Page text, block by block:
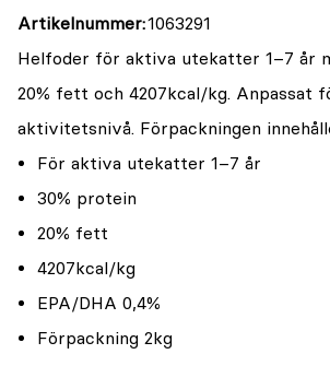
Artikelnummer 1063291
Helfoder för aktiva utekatter 1–7 år
20% fett och 4207kcal/kg. Anpassat
aktivitetsnivå. Förpackningen
För aktiva utekatter 1–7 år
30% protein
20% fett
4207kcal/kg
EPA/DHA 0,4%
Förpackning 2kg